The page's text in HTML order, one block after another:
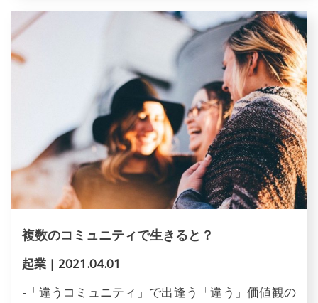
複数のコミュニティで生きると？
起業 | 2021.04.01
-「違うコミュニティ」で出逢う「違う」価値観の